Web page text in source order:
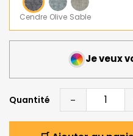
Cendre Olive Sable
Je veux
Quantité -